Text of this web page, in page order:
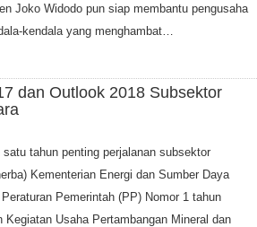
Joko Widodo pun siap membantu pengusaha
kendala yang menghambat…
dan Outlook 2018 Subsektor
tahun penting perjalanan subsektor
Kementerian Energi dan Sumber Daya
Pemerintah (PP) Nomor 1 tahun
Kegiatan Usaha Pertambangan Mineral dan